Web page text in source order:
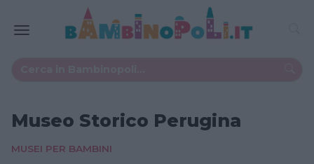
Museo Storico Perugina
MUSEI PER BAMBINI